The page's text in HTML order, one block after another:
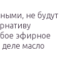
не будут
эфирное
масло